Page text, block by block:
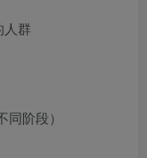
人群
阶段）